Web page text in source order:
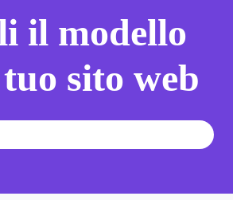
il modello
sito web